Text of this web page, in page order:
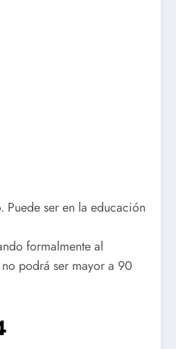
Puede ser en la educación
formalmente al
podrá ser mayor a 90